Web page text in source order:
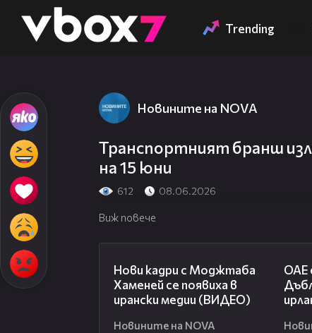
👾 Trending
Новините на NOVA
Транспортният бранш
на 15 юни
612 08.06.2026
Виж повече
Нови кадри с Моджтаба
Хаменей се появиха в
ирански медии (ВИДЕО)
Новините на NOVA
ОАЕ